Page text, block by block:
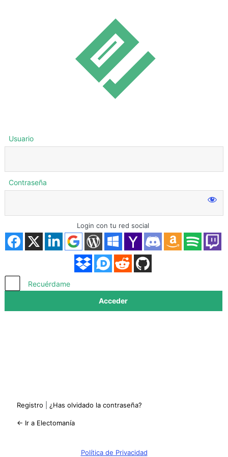
Acceder
Usuario
Contraseña
Login con tu red social
Recuérdame
Registro ¿Has olvidado la contraseña?
← Ir a Electomanía
Política de Privacidad